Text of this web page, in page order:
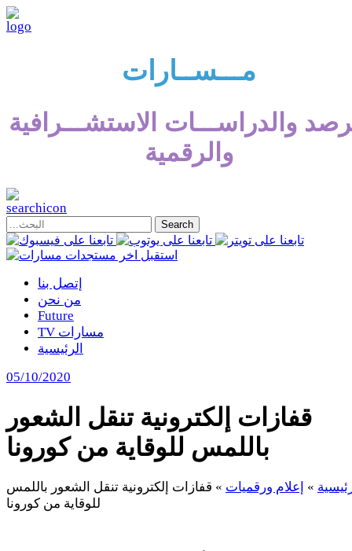
مـــســارات
والدراســـات الاستشـــرافية
والرقمية
إتصل بنا
من نحن
Future
TV مسارات
الرئيسية
05/10/2020
قفازات إلكترونية تنقل الشعور
باللمس للوقاية من كورونا
» إعلام ورقميات » قفازات إلكترونية تنقل الشعور باللمس
للوقاية من كورونا